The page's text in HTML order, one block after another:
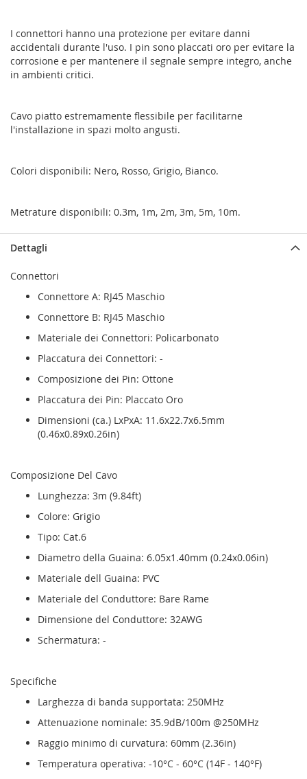
I connettori hanno una protezione per evitare danni
accidentali durante l'uso. I pin sono placcati oro per evitare la
corrosione e per mantenere il segnale sempre integro, anche
in ambienti critici.
Cavo piatto estremamente flessibile per facilitarne
l'installazione in spazi molto angusti.
Colori disponibili: Nero, Rosso, Grigio, Bianco.
Metrature disponibili: 0.3m, 1m, 2m, 3m, 5m, 10m.
Dettagli
Connettori
Connettore A: RJ45 Maschio
Connettore B: RJ45 Maschio
Materiale dei Connettori: Policarbonato
Placcatura dei Connettori: -
Composizione dei Pin: Ottone
Placcatura dei Pin: Placcato Oro
Dimensioni (ca.) LxPxA: 11.6x22.7x6.5mm
(0.46x0.89x0.26in)
Composizione Del Cavo
Lunghezza: 3m (9.84ft)
Colore: Grigio
Tipo: Cat.6
Diametro della Guaina: 6.05x1.40mm (0.24x0.06in)
Materiale dell Guaina: PVC
Materiale del Conduttore: Bare Rame
Dimensione del Conduttore: 32AWG
Schermatura: -
Specifiche
Larghezza di banda supportata: 250MHz
Attenuazione nominale: 35.9dB/100m @250MHz
Raggio minimo di curvatura: 60mm (2.36in)
Temperatura operativa: -10°C - 60°C (14F - 140°F)